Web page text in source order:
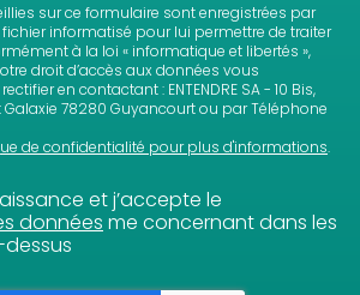
sur ce formulaire sont enregistrées par
fichier informatisé pour lui permettre de traiter
à la loi « informatique et libertés »,
droit d’accès aux données vous
en contactant : ENTENDRE SA - 10 Bis,
78280 Guyancourt ou par Téléphone
de confidentialité pour plus d'informations.
et j’accepte le
données me concernant dans les